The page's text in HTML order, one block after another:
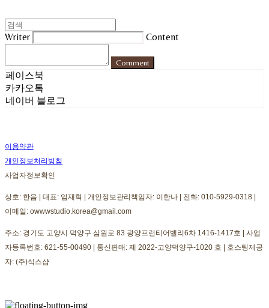
Writer Content
Comment
페이스북
카카오톡
네이버 블로그
이용약관
개인정보처리방침
사업자정보확인
상호: 한음 | 대표: 엄재혁 | 개인정보관리책임자: 이한나 | 전화: 010-5929-0318 |
이메일: owwwstudio.korea@gmail.com
주소: 경기도 고양시 덕양구 삼원로 83 광양프런티어밸리6차 1416-1417호 | 사업
자등록번호: 621-55-00490 | 통신판매: 제 2022-고양덕양구-1020 호 | 호스팅제공
자: (주)식스샵